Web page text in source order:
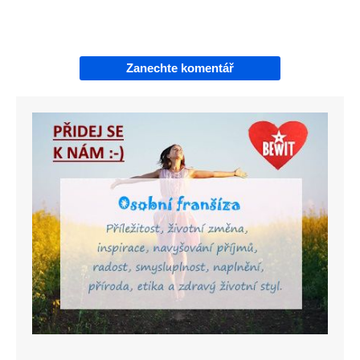
Zanechte komentář